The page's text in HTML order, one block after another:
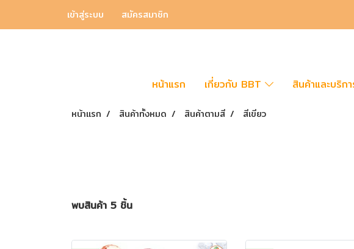
เข้าสู่ระบบ สมัครสมาชิก
หน้าแรก เกี่ยวกับ BBT สินค้าและบริก
หน้าแรก สินค้าทั้งหมด สินค้าตามสี สีเขียว
พบสินค้า 5 ชิ้น